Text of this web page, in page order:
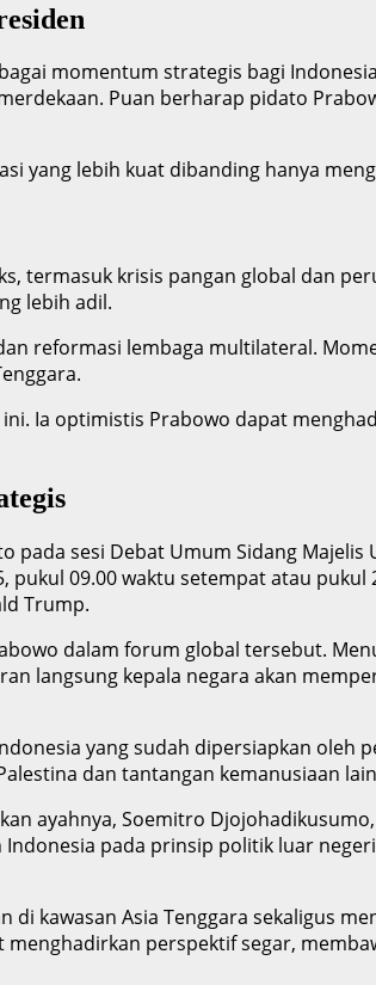
momentum strategis bagi
Puan berharap pidato
yang lebih kuat dibanding hanya
termasuk krisis pangan global dan
lebih adil.
reformasi lembaga multilateral.
Ia optimistis Prabowo dapat
sesi Debat Umum Sidang Majelis
09.00 waktu setempat atau
Trump.
dalam forum global tersebut.
langsung kepala negara akan
yang sudah dipersiapkan oleh
dan tantangan kemanusiaan
ayahnya, Soemitro
pada prinsip politik luar
kawasan Asia Tenggara sekaligus
perspektif segar,